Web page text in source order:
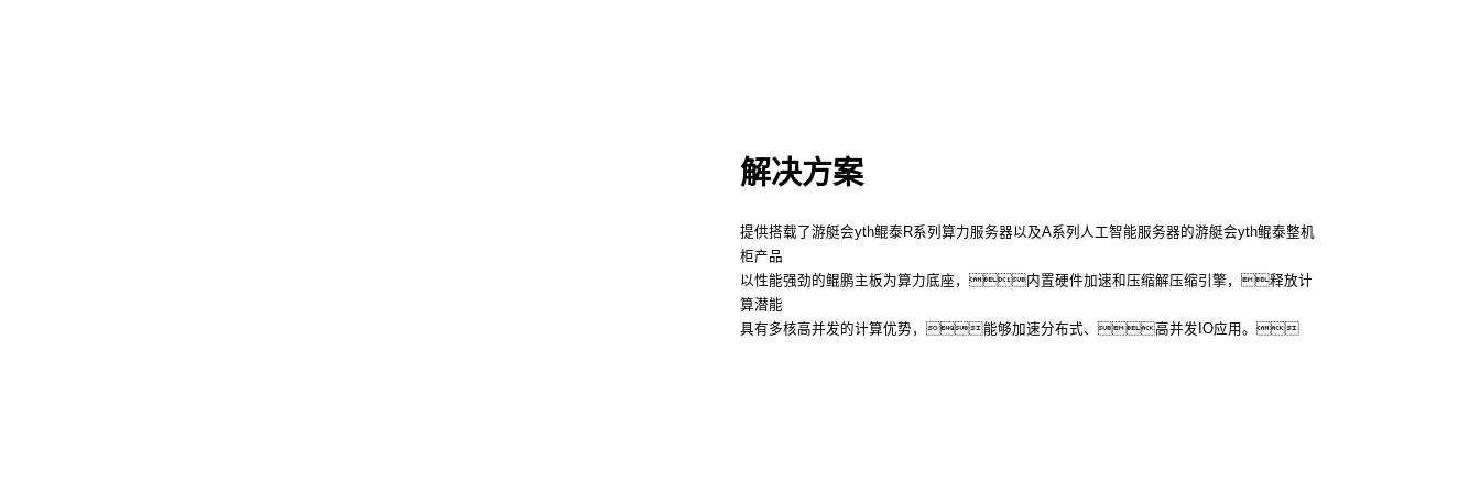
解决方案
提供搭载了游艇会yth鲲泰R系列算力服务器以及A系列人工智能服务器的游艇会yth鲲泰整机
柜产品
以性能强劲的鲲鹏主板为算力底座，内置硬件加速和压缩解压缩引擎，释放计
算潜能
具有多核高并发的计算优势，能够加速分布式、高并发IO应用。